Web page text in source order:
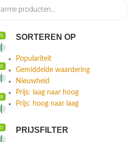
SORTEREN OP
Populariteit
Gemiddelde waardering
Nieuwheid
Prijs: laag naar hoog
Prijs: hoog naar laag
PRIJSFILTER